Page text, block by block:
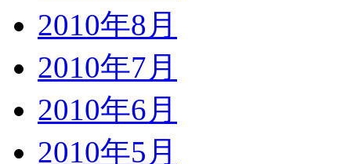
2010年8月
2010年7月
2010年6月
2010年5月